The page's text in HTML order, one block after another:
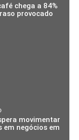
chega a 84%
provocado
movimentar
em negócios em